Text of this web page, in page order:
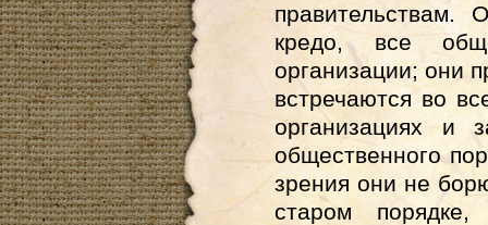
правительствам.
кредо, все
организации; они
встречаются во
организациях и
общественного
зрения они не
старом